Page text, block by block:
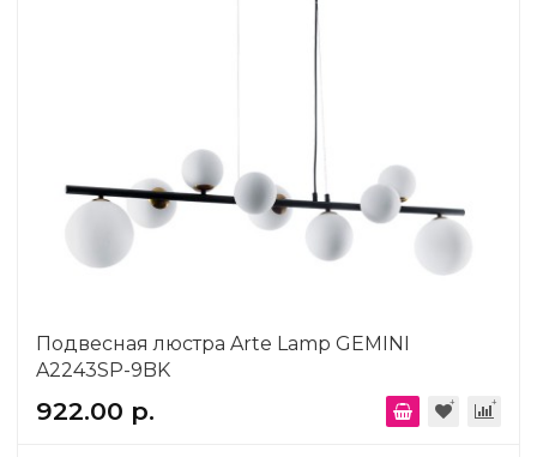
Подвесная люстра Arte Lamp GEMINI
A2243SP-9BK
922.00 р.